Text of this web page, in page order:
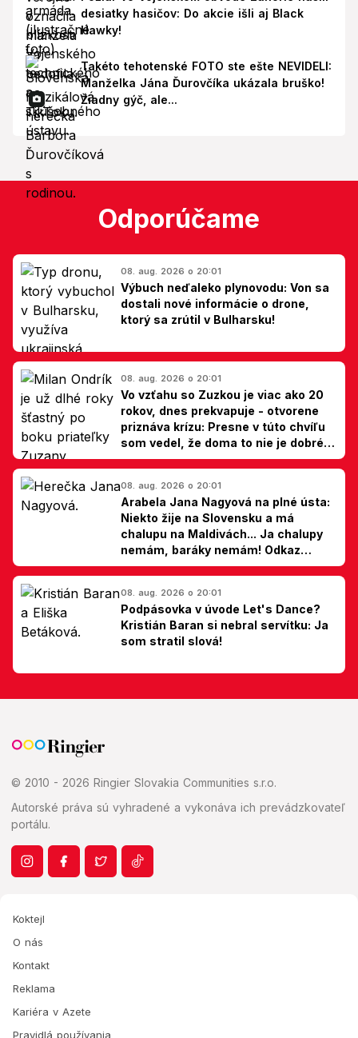
desiatky hasičov: Do akcie išli aj Black
Hawky!
Takéto tehotenské FOTO ste ešte NEVIDELI:
Manželka Jána Ďurovčíka ukázala bruško!
Žiadny gýč, ale...
Odporúčame
08. aug. 2026 o 20:01
Výbuch neďaleko plynovodu: Von sa
dostali nové informácie o drone,
ktorý sa zrútil v Bulharsku!
08. aug. 2026 o 20:01
Vo vzťahu so Zuzkou je viac ako 20
rokov, dnes prekvapuje - otvorene
priznáva krízu: Presne v túto chvíľu
som vedel, že doma to nie je dobré,
hovorí Milan Ondrík
08. aug. 2026 o 20:01
Arabela Jana Nagyová na plné ústa:
Niekto žije na Slovensku a má
chalupu na Maldivách... Ja chalupy
nemám, baráky nemám! Odkaz
Slovákom
08. aug. 2026 o 20:01
Podpásovka v úvode Let's Dance?
Kristián Baran si nebral servítku: Ja
som stratil slová!
© 2010 - 2026 Ringier Slovakia Communities s.r.o.
Autorské práva sú vyhradené a vykonáva ich prevádzkovateľ
portálu.
Koktejl
O nás
Kontakt
Reklama
Kariéra v Azete
Pravidlá používania